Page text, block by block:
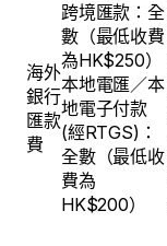
海外
銀行
匯款
費
跨境匯款：全
數（最低收費
為HK$250）
本地電匯／本
地電子付款
(經RTGS)：
全數（最低收
費為
HK$200）